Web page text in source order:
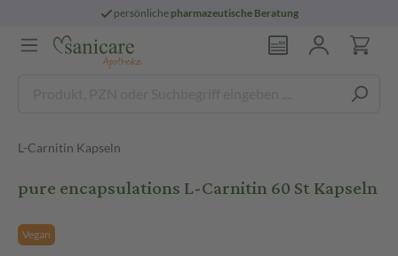
persönliche pharmazeutische Beratung
L-Carnitin Kapseln
pure encapsulations L-Carnitin 60 St Kapseln
Vegan